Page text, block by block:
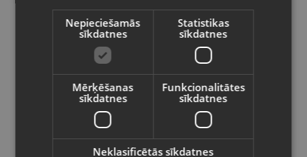
Uponor S-Press Mini KSP0 49/9 32
valodā
Valsts
Latviešu / Latvian
Nepieciešamās
sīkdatnes
Statistikas
sīkdatnes
Mērķēšanas
sīkdatnes
Funkcionalitātes
sīkdatnes
Neklasificētās sīkdatnes